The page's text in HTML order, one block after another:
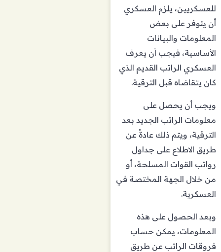
للعسكريين، يلزم العسكري
أن يتوفر على بعض
المعلومات والبيانات
الأساسية، فيجب أن يعرف
العسكري الراتب القديم الذي
كان يتقاضاه قبل الترقية.
ويجب أن يحصل على
معلومات الراتب الجديد بعد
الترقية، ويتم ذلك عادةً عن
طريق الاطلاع على جداول
رواتب القوات المسلحة، أو
من خلال الجهة المختصة في
العسكرية.
وبعد الحصول على هذه
المعلومات، يمكن حساب
فروقات الراتب عن طريق